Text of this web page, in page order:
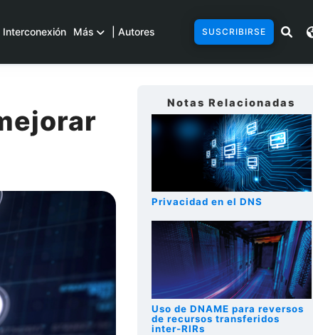
Interconexión Más | Autores
SUSCRIBIRSE
Notas Relacionadas
Privacidad en el DNS
Uso de DNAME para reversos
de recursos transferidos
inter-RIRs